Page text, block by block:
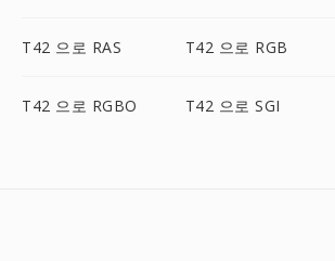
T42 으로 RAS T42 으로 RGB
T42 으로 RGBO T42 으로 SGI